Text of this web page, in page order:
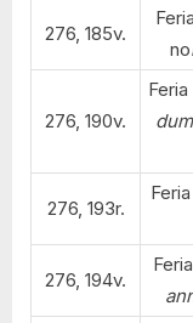
276, 185v.
no
276, 190v.
Feria
276, 193r.
276, 194v.